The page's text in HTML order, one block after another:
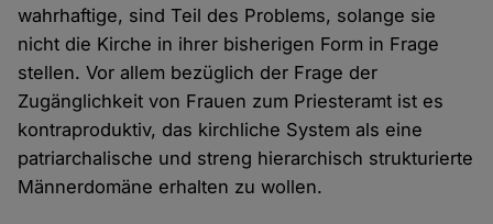
wahrhaftige, sind Teil des Problems, solange sie
nicht die Kirche in ihrer bisherigen Form in Frage
stellen. Vor allem bezüglich der Frage der
Zugänglichkeit von Frauen zum Priesteramt ist es
kontraproduktiv, das kirchliche System als eine
patriarchalische und streng hierarchisch strukturierte
Männerdomäne erhalten zu wollen.